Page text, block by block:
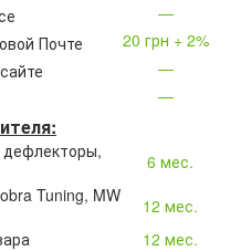
—
Почте
20 грн + 2%
—
—
6 мес.
Tuning, MW
12 мес.
12 мес.